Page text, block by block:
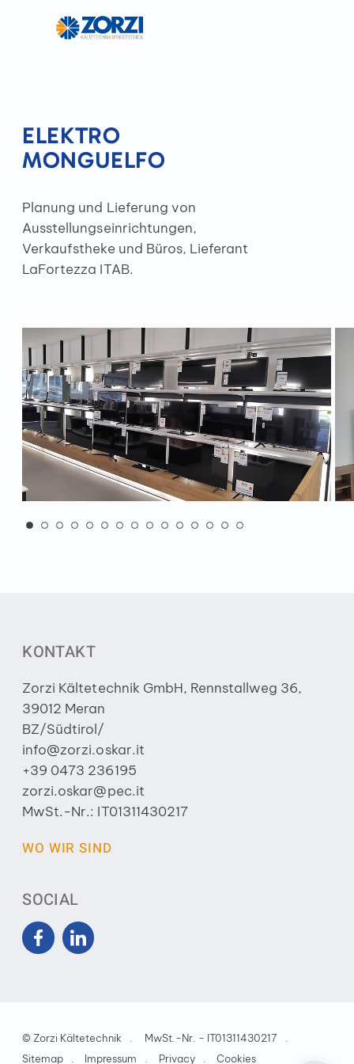
ELEKTRO
MONGUELFO
Planung und Lieferung von
Ausstellungseinrichtungen,
Verkaufstheke und Büros, Lieferant
LaFortezza ITAB.
KONTAKT
Zorzi Kältetechnik GmbH, Rennstallweg 36,
39012 Meran
BZ/Südtirol/
info@zorzi.oskar.it
+39 0473 236195
zorzi.oskar@pec.it
MwSt.-Nr.: IT01311430217
WO WIR SIND
SOCIAL
©Zorzi Kältetechnik
MwSt.-Nr. - IT01311430217
Sitemap
Impressum Privacy Cookies